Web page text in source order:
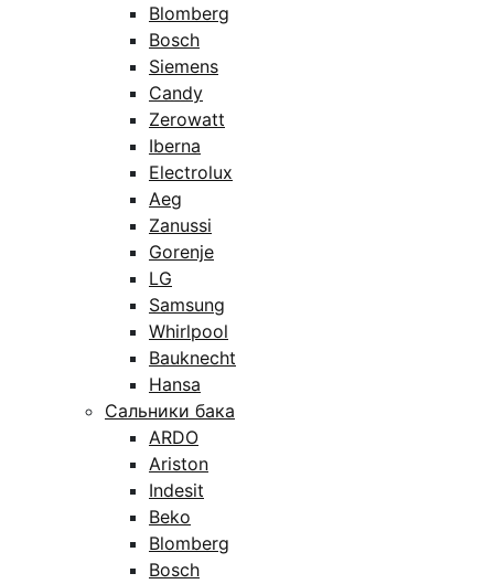
Blomberg
Bosch
Siemens
Candy
Zerowatt
Iberna
Electrolux
Aeg
Zanussi
Gorenje
LG
Samsung
Whirlpool
Bauknecht
Hansa
Сальники бака
ARDO
Ariston
Indesit
Beko
Blomberg
Bosch